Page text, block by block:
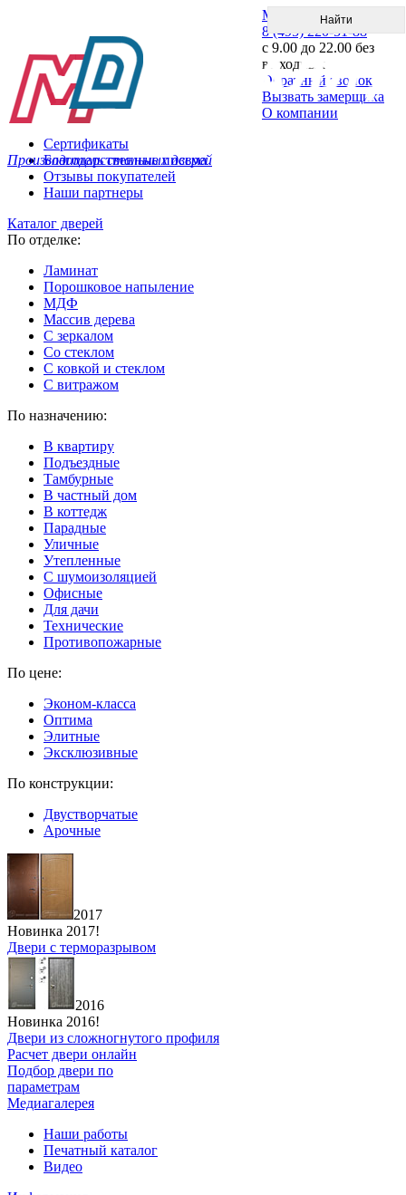
Производитель стальных дверей
Меню
8 (495) 220-51-88
с 9.00 до 22.00 без
выходных
Обратный звонок
Вызвать замерщика
О компании
Сертификаты
Благодарственные письма
Отзывы покупателей
Наши партнеры
Каталог дверей
По отделке:
Ламинат
Порошковое напыление
МДФ
Массив дерева
С зеркалом
Со стеклом
С ковкой и стеклом
С витражом
По назначению:
В квартиру
Подъездные
Тамбурные
В частный дом
В коттедж
Парадные
Уличные
Утепленные
C шумоизоляцией
Офисные
Для дачи
Технические
Противопожарные
По цене:
Эконом-класса
Оптима
Элитные
Эксклюзивные
По конструкции:
Двустворчатые
Арочные
2017
Новинка 2017!
Двери с терморазрывом
2016
Новинка 2016!
Двери из сложногнутого профиля
Расчет двери онлайн
Подбор двери по
параметрам
Медиагалерея
Наши работы
Печатный каталог
Видео